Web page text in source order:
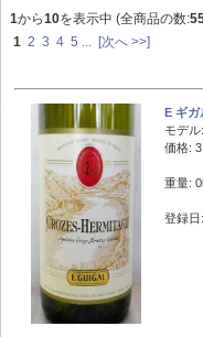
1から10を表示中 (全商品の数:
1 2 3 4 5 [次へ >>]
E ギ
モデル:
価格:
重量:
登録